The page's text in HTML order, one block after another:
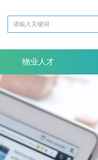
物业人才
物业人才